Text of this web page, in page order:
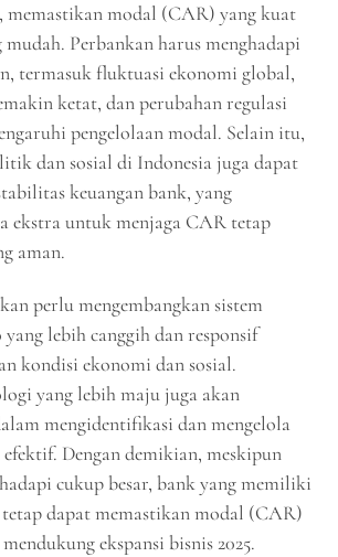
memastikan modal (CAR) yang kuat
Perbankan harus menghadapi
termasuk fluktuasi ekonomi global,
ketat, dan perubahan regulasi
pengelolaan modal. Selain itu,
dan sosial di Indonesia juga dapat
keuangan bank, yang
ekstra untuk menjaga CAR tetap
aman.
perlu mengembangkan sistem
lebih canggih dan responsif
kondisi ekonomi dan sosial.
yang lebih maju juga akan
mengidentifikasi dan mengelola
Dengan demikian, meskipun
cukup besar, bank yang memiliki
dapat memastikan modal (CAR)
ekspansi bisnis 2025.